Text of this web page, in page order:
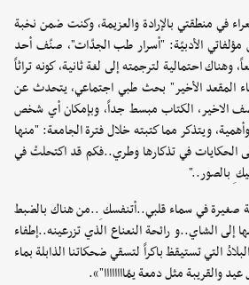
في منطقتي بالإرادة والعزيمة، وكنت ضمن نخبة
الأدبيّة: "أسرار طب الجدّات"، صنّف أحد
وهناك احتمالية لترجمته إلى لغة ثانية، كونه تراثاً
المقعد الأخير" بحث طبي اجتماعي، يتحدث عن
الاخير، الكتاب مبسط جداً، وبإمكان أي شخص
ويتذكر مما كتبته خلال فترة الجامعة: "منها
الحكايات في تذكارها وطري..فكم قد اكتحلتْ في
بالصور.."
صغيرة في سماء قلبي..أتنفسك ِ..من هناك بالضبط
إلى الشاي..و رائحة النعناع الذي تزرعينه..إطفاء
التي تستيقظ باكراً لتسقي ضحكاتنا الذابلة بماء
عيد والقريبة مثل دمعة يمّاااااااا"».